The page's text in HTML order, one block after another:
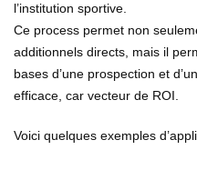
l’institution sportive.
Ce process permet non
additionnels directs, mais il
bases d’une prospection et
efficace, car vecteur de ROI.
Voici quelques exemples